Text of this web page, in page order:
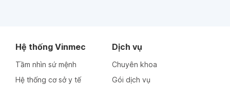
Hệ thống Vinmec
Tầm nhìn sứ mệnh
Hệ thống cơ sở y tế
Dịch vụ
Chuyên khoa
Gói dịch vụ